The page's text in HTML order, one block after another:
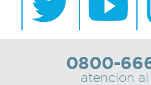
0800-
atencion